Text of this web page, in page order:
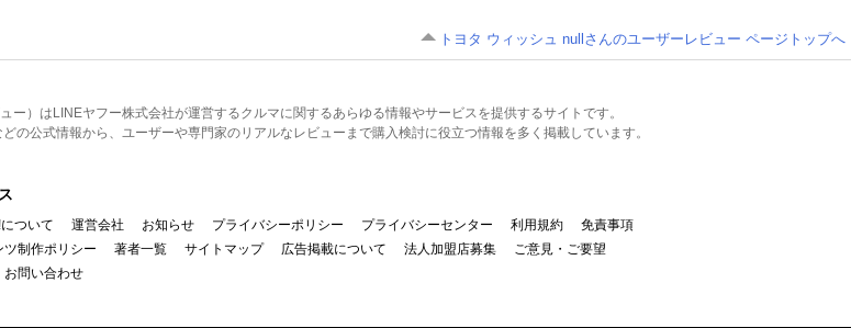
トヨタ ウィッシュ nullさんのユーザーレビュー ページトップへ
ー）はLINEヤフー株式会社が運営するクルマに関するあらゆる情報やサービスを提供するサイトです。
の公式情報から、ユーザーや専門家のリアルなレビューまで購入検討に役立つ情報を多く掲載しています。
ついて 運営会社 お知らせ プライバシーポリシー プライバシーセンター 利用規約
免責事項
ツ制作ポリシー
著者一覧 サイトマップ 広告掲載について 法人加盟店募集
ご意見・ご要望
お問い合わせ